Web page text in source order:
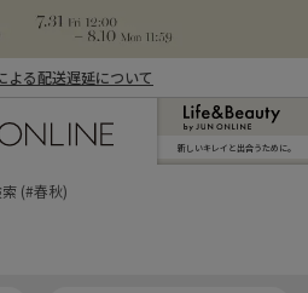
よる配送遅延について
新しいキレイと出合うために。
(#春秋)